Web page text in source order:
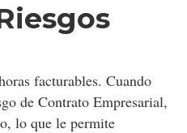
facturables. Cuando
de Contrato Empresarial,
lo que le permite